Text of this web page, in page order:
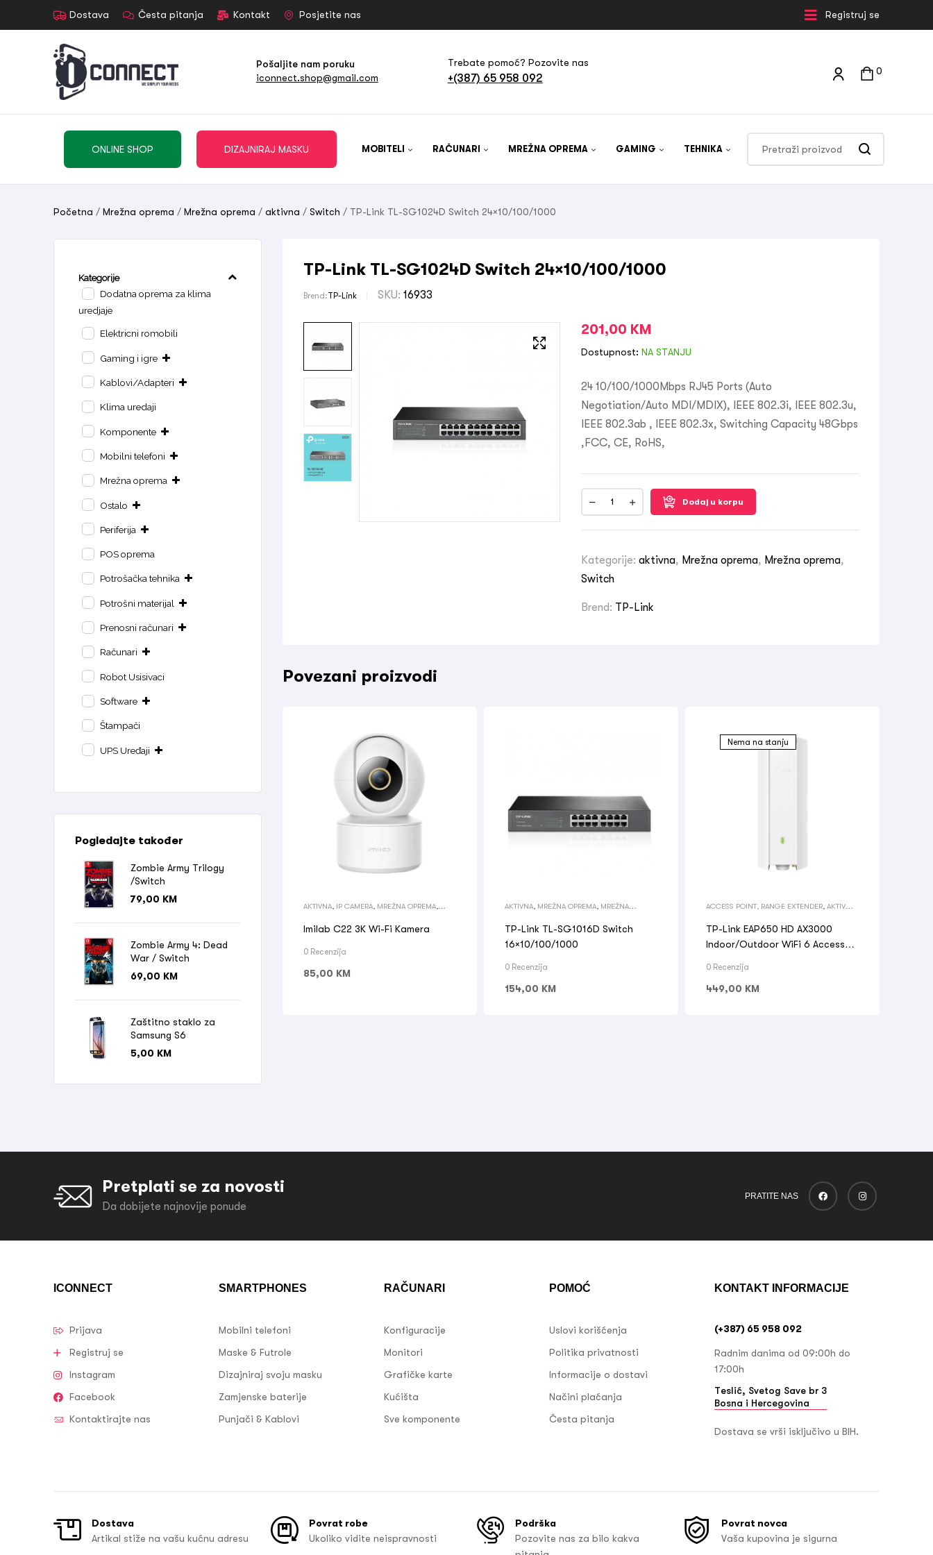
Dostava Česta pitanja Kontakt Posjetite nas Registruj se
Pošaljite nam poruku
iconnect.shop@gmail.com
Trebate pomoć? Pozovite nas
+(387) 65 958 092
0
ONLINE SHOP DIZAJNIRAJ MASKU MOBITELI RAČUNARI MREŽNA OPREMA GAMING TEHNIKA
Početna / Mrežna oprema / Mrežna oprema / aktivna / Switch / TP-Link TL-SG1024D Switch 24×10/100/1000
TP-Link TL-SG1024D Switch 24×10/100/1000
Brend:TP-Link SKU: 16933
201,00 KM
Dostupnost: NA STANJU
24 10/100/1000Mbps RJ45 Ports (Auto
Negotiation/Auto MDI/MDIX), IEEE 802.3i, IEEE 802.3u,
IEEE 802.3ab , IEEE 802.3x, Switching Capacity 48Gbps
,FCC, CE, RoHS,
Dodaj u korpu
Kategorije: aktivna, Mrežna oprema, Mrežna oprema,
Switch
Brend: TP-Link
Povezani proizvodi
AKTIVNA IP CAMERA MREŽNA OPREMA
Imilab C22 3K Wi-Fi Kamera
0 Recenzija
85,00 KM
AKTIVNA, MREŽNA OPREMA, MREŽNA
TP-Link TL-SG1016D Switch
16×10/100/1000
0 Recenzija
154,00 KM
Nema na stanju
ACCESS POINT, RANGE EXTENDER, AKTIVNA
TP-Link EAP650 HD AX3000
Indoor/Outdoor WiFi 6 Access
0 Recenzija
449,00 KM
Kategorije
Dodatna oprema za klima
uredjaje
Elektricni romobili
Gaming i igre
Kablovi/Adapteri
Klima uredaji
Komponente
Mobilni telefoni
Mrežna oprema
Ostalo
Periferija
POS oprema
Potrošačka tehnika
Potrošni materijal
Prenosni računari
Računari
Robot Usisivaci
Software
Štampači
UPS Uređaji
Pogledajte također
Zombie Army Trilogy
/Switch
79,00 KM
Zombie Army 4: Dead
War / Switch
69,00 KM
Zaštitno staklo za
Samsung S6
5,00 KM
Pretplati se za novosti
Da dobijete najnovije ponude
PRATITE NAS
ICONNECT
Prijava
Registruj se
Instagram
Facebook
Kontaktirajte nas
SMARTPHONES
Mobilni telefoni
Maske & Futrole
Dizajniraj svoju masku
Zamjenske baterije
Punjači & Kablovi
RAČUNARI
Konfiguracije
Monitori
Grafičke karte
Kućišta
Sve komponente
POMOĆ
Uslovi korišćenja
Politika privatnosti
Informacije o dostavi
Načini plaćanja
Česta pitanja
KONTAKT INFORMACIJE
(+387) 65 958 092
Radnim danima od 09:00h do
17:00h
Teslić, Svetog Save br 3
Bosna i Hercegovina
Dostava se vrši isključivo u BIH.
Dostava
Artikal stiže na vašu kućnu adresu
Povrat robe
Ukoliko vidite neispravnosti
Podrška
Pozovite nas za bilo kakva
Povrat novca
Vaša kupovina je sigurna